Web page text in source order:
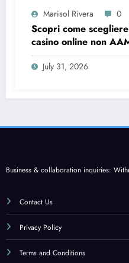
Marisol Rivera 0
Scopri come
casino online non
July 31, 2026
Business & collaboration inquiries:
Contact Us
Privacy Policy
Terms and Conditions